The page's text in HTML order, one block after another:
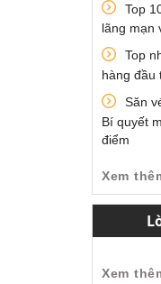
Top
lãng mạn
Top
hàng đầu
Săn
Bí quyết
điểm
Xem
Xem